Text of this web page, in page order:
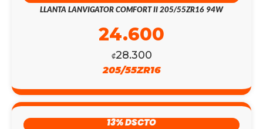
LLANTA LANVIGATOR COMFORT II 205/55ZR16 94W
₡28.300
24.600
205/55ZR16
13% DSCTO